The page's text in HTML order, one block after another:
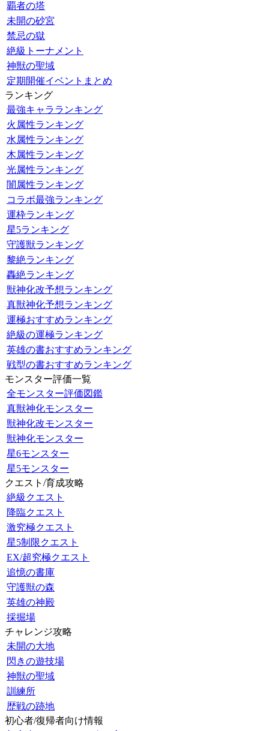
覇者の塔
未開の砂宮
禁忌の獄
絶級トーナメント
神獣の聖域
定期開催イベントまとめ
ランキング
最強キャラランキング
火属性ランキング
水属性ランキング
木属性ランキング
光属性ランキング
闇属性ランキング
コラボ最強ランキング
運枠ランキング
星5ランキング
守護獣ランキング
黎絶ランキング
轟絶ランキング
獣神化改予想ランキング
真獣神化予想ランキング
運極おすすめランキング
絶級の運極ランキング
英雄の書おすすめランキング
戦型の書おすすめランキング
モンスター評価一覧
全モンスター評価図鑑
真獣神化モンスター
獣神化改モンスター
獣神化モンスター
星6モンスター
星5モンスター
クエスト/育成攻略
絶級クエスト
降臨クエスト
激究極クエスト
星5制限クエスト
EX/超究極クエスト
追憶の書庫
守護獣の森
英雄の神殿
採掘場
チャレンジ攻略
未開の大地
閃きの遊技場
神獣の聖域
訓練所
歴戦の跡地
初心者/復帰者向け情報